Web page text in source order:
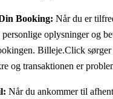
Booking: Når du er
oplysninger og
Billeje.Click sørger
og transaktionen er
Når du ankommer til